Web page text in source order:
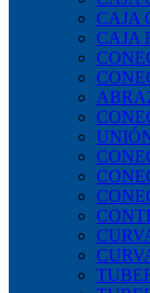
CAJA
CAJA